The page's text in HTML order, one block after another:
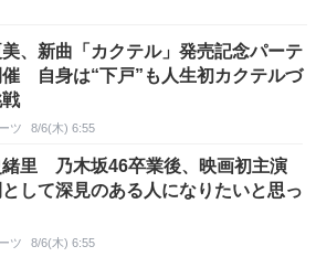
美、新曲「カクテル」発売記念パーテ
催 自身は“下戸”も人生初カクテルづ
戦
ツ 8/6(木) 6:55
緒里 乃木坂46卒業後、映画初主演
として深見のある人になりたいと思っ
ツ 8/6(木) 6:55